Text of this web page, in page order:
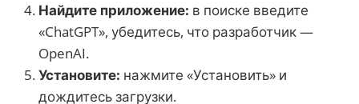
Найдите приложение: в поиске введите
«ChatGPT», убедитесь, что разработчик —
OpenAI.
Установите: нажмите «Установить» и
дождитесь загрузки.